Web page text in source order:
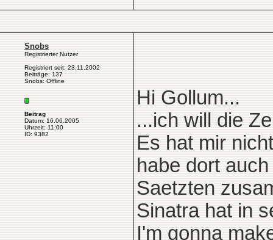
Snobs
Registrierter Nutzer
Registriert seit: 23.11.2002
Beiträge: 137
Snobs: Offline
Beitrag
Datum: 16.06.2005
Uhrzeit: 11:00
ID: 9382
Hi Gollum...
...ich will die
Es hat mir
habe dort
Saetzten
Sinatra hat in
I'm gonna